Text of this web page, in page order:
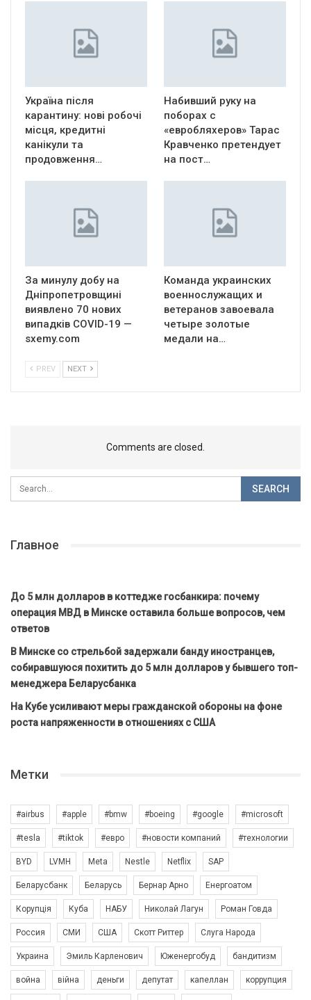
Україна після
карантину: нові робочі
місця, кредитні
канікули та
продовження…
Набивший руку на
поборах с
«евробляхеров» Тарас
Кравченко претендует
на пост…
За минулу добу на
Дніпропетровщині
виявлено 70 нових
випадків COVID-19 —
sxemy.com
Команда украинских
военнослужащих и
ветеранов завоевала
четыре золотые
медали на…
PREV NEXT
Comments are closed.
Главное
До 5 млн долларов в коттедже госбанкира: почему
операция МВД в Минске оставила больше вопросов, чем
ответов
В Минске со стрельбой задержали банду иностранцев,
собиравшуюся похитить до 5 млн долларов у бывшего топ-
менеджера Беларусбанка
На Кубе усиливают меры гражданской обороны на фоне
роста напряженности в отношениях с США
Метки
#airbus #apple #bmw #boeing #google #microsoft
#tesla #tiktok #евро #новости компаний #технологии
BYD LVMH Meta Nestle Netflix SAP
Беларусбанк Беларусь Бернар Арно Енергоатом
Корупція Куба НАБУ Николай Лагун Роман Говда
Россия СМИ США Скотт Риттер Слуга Народа
Украина Эмиль Карленович Юженергобуд бандитизм
война війна деньги депутат капеллан коррупция